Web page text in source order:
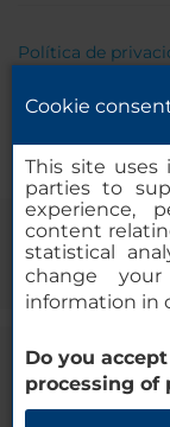
Política de
© 2000-2026
Cookie
This site
parties to
experience,
content
statistical
change
information in
Do you
processing of